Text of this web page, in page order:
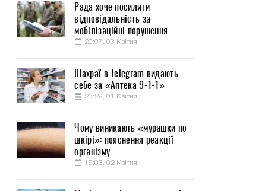
Рада хоче посилити
відповідальність за
мобілізаційні порушення
20:07, 03 Квітня
Шахраї в Telegram видають
себе за «Аптека 9-1-1»
23:29, 01 Квітня
Чому виникають «мурашки по
шкірі»: пояснення реакції
організму
19:03, 02 Квітня